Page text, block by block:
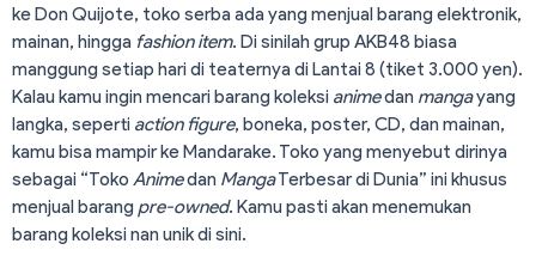
ke Don Quijote, toko serba ada yang menjual barang elektronik,
mainan, hingga fashion item. Di sinilah grup AKB48 biasa
manggung setiap hari di teaternya di Lantai 8 (tiket 3.000 yen).
Kalau kamu ingin mencari barang koleksi animedan mangayang
langka, seperti action figure, boneka, poster, CD, dan mainan,
kamu bisa mampir ke Mandarake. Toko yang menyebut dirinya
sebagai “Toko Animedan MangaTerbesar di Dunia” ini khusus
menjual barang pre-owned. Kamu pasti akan menemukan
barang koleksi nan unik di sini.